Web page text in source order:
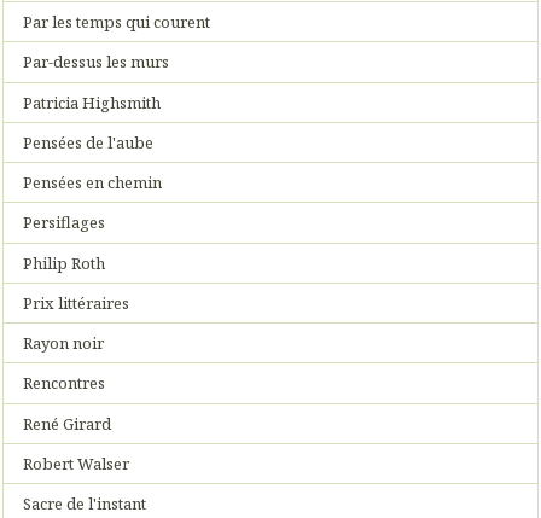
Par les temps qui courent
Par-dessus les murs
Patricia Highsmith
Pensées de l'aube
Pensées en chemin
Persiflages
Philip Roth
Prix littéraires
Rayon noir
Rencontres
René Girard
Robert Walser
Sacre de l'instant